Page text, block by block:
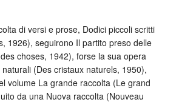
di versi e prose, Dodici piccoli scritti
1926), seguirono Il partito preso delle
choses, 1942), forse la sua opera
(Des cristaux naturels, 1950),
volume La grande raccolta (Le grand
da una Nuova raccolta (Nouveau